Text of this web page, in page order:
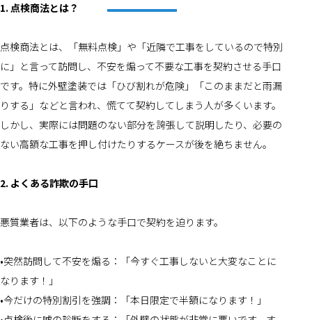
1. 点検商法とは？
点検商法とは、「無料点検」や「近隣で工事をしているので特別
に」と言って訪問し、不安を煽って不要な工事を契約させる手口
です。特に外壁塗装では「ひび割れが危険」「このままだと雨漏
りする」などと言われ、慌てて契約してしまう人が多くいます。
しかし、実際には問題のない部分を誇張して説明したり、必要の
ない高額な工事を押し付けたりするケースが後を絶ちません。
2. よくある詐欺の手口
悪質業者は、以下のような手口で契約を迫ります。
•突然訪問して不安を煽る：「今すぐ工事しないと大変なことに
なります！」
•今だけの特別割引を強調：「本日限定で半額になります！」